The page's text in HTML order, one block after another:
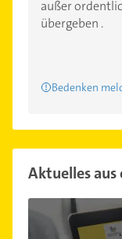
außer
übergeben .
Bedenken
Aktuelles aus